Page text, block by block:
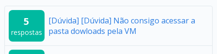
5
respostas
[Dúvida] [Dúvida] Não consigo acessar a
pasta dowloads pela VM